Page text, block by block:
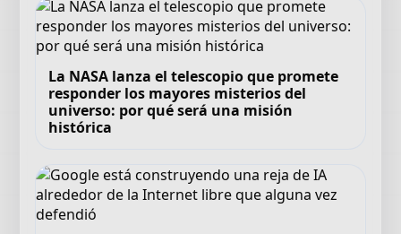
La NASA lanza el telescopio que promete
responder los mayores misterios del
universo: por qué será una misión
histórica